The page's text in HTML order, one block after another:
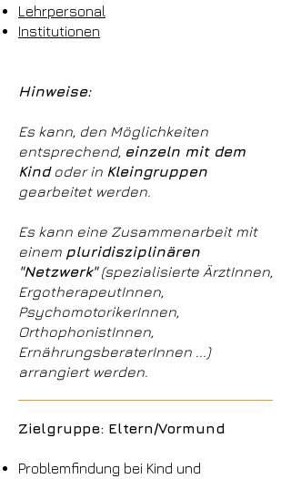
Lehrpersonal
Institutionen
Hinweise:
Es kann, den Möglichkeiten
entsprechend, einzeln mit dem
Kindoder in Kleingruppen
gearbeitet werden.
Es kann eine Zusammenarbeit mit
einem pluridisziplinären
"Netzwerk"(spezialisierte ÄrztInnen,
ErgotherapeutInnen,
PsychomotorikerInnen,
OrthophonistInnen,
ErnährungsberaterInnen ...)
arrangiert werden.
Zielgruppe: Eltern/Vormund
Problemfindung bei Kind und